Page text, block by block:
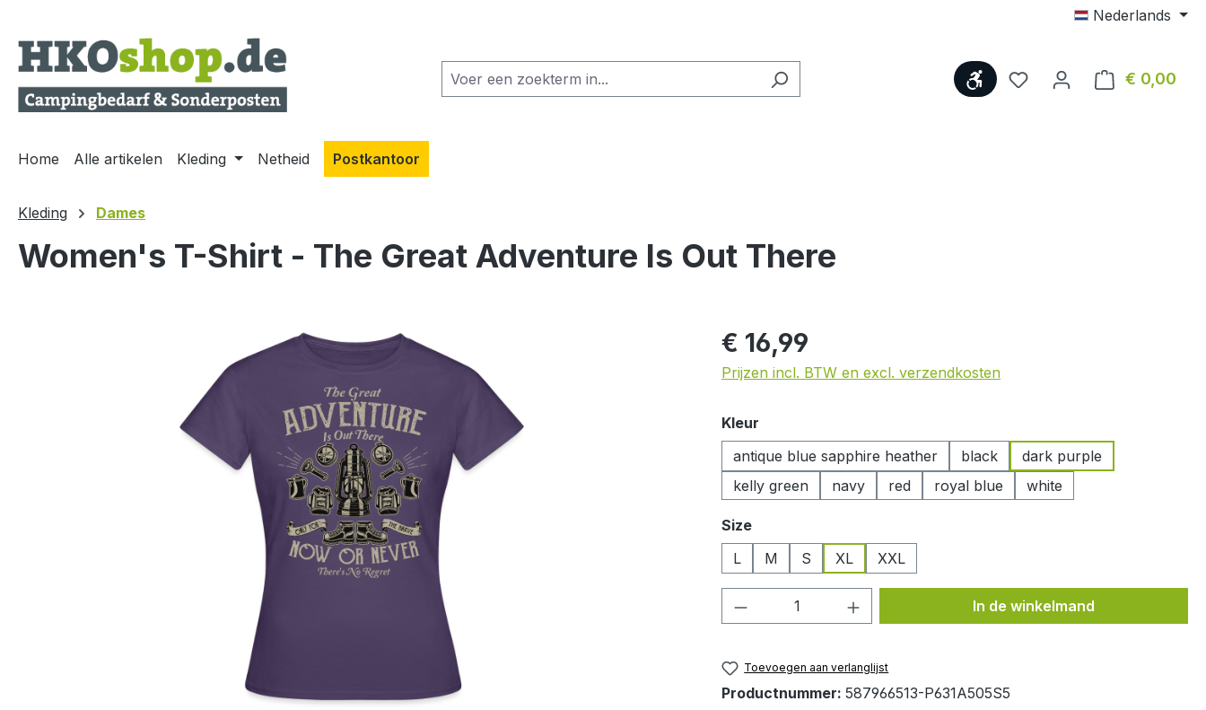
Nederlands
Show toolbar € 0,00
Home Alle artikelen Kleding Netheid Postkantoor
Kleding Dames
Women's T-Shirt - The Great Adventure Is Out There
Normale prijs:
€ 16,99
Prijzen incl. BTW en excl. verzendkosten
Selecteer
Kleur
antique blue sapphire heather
black
dark purple
kelly green
navy red royal blue white
Selecteer
Size
L
M S XL XXL
Producthoeveelheid: Voer de gewenste
In de winkelmand
Toevoegen aan verlanglijst
Productnummer: 587966513-P631A505S5